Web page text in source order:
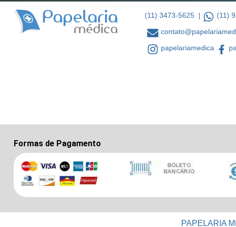
(11) 3473-5625 |
(11)
papelariamedica
Formas de Pagamento
PAPELARIA